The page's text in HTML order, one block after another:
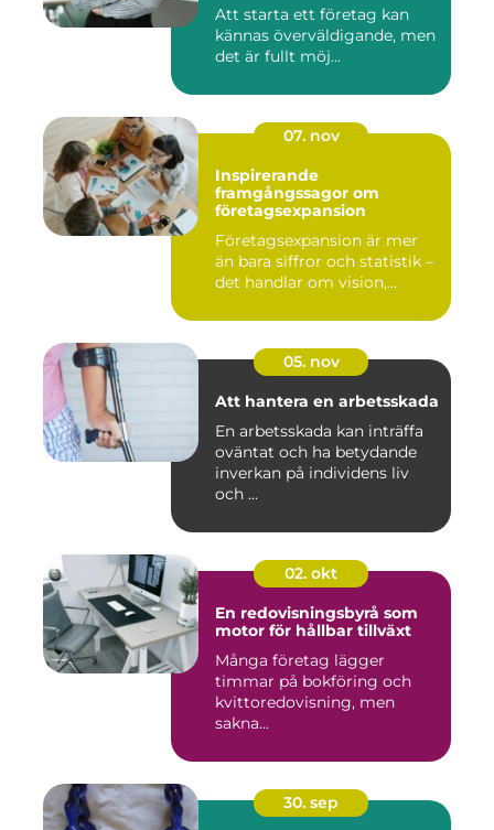
Att starta ett företag kan
kännas överväldigande, men
det är fullt möj...
07. nov
Inspirerande
framgångssagor om
företagsexpansion
Företagsexpansion är mer
än bara siffror och statistik –
det handlar om vision,...
05. nov
Att hantera en arbetsskada
En arbetsskada kan inträffa
oväntat och ha betydande
inverkan på individens liv
och ...
02. okt
En redovisningsbyrå som
motor för hållbar tillväxt
Många företag lägger
timmar på bokföring och
kvittoredovisning, men
sakna...
30. sep